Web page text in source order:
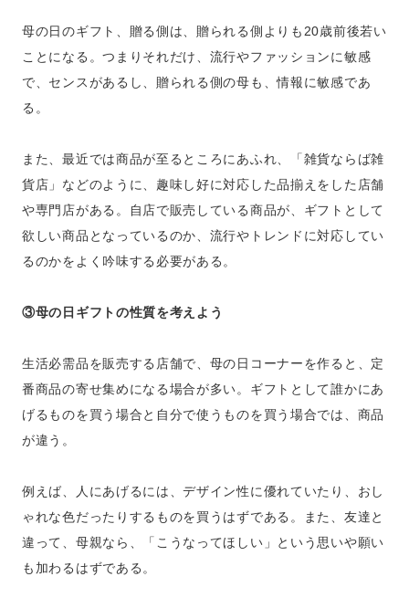
母の日のギフト、贈る側は、贈られる側よりも20歳前後若い
ことになる。つまりそれだけ、流行やファッションに敏感
で、センスがあるし、贈られる側の母も、情報に敏感であ
る。
また、最近では商品が至るところにあふれ、「雑貨ならば雑
貨店」などのように、趣味し好に対応した品揃えをした店舗
や専門店がある。自店で販売している商品が、ギフトとして
欲しい商品となっているのか、流行やトレンドに対応してい
るのかをよく吟味する必要がある。
③母の日ギフトの性質を考えよう
生活必需品を販売する店舗で、母の日コーナーを作ると、定
番商品の寄せ集めになる場合が多い。ギフトとして誰かにあ
げるものを買う場合と自分で使うものを買う場合では、商品
が違う。
例えば、人にあげるには、デザイン性に優れていたり、おし
ゃれな色だったりするものを買うはずである。また、友達と
違って、母親なら、「こうなってほしい」という思いや願い
も加わるはずである。